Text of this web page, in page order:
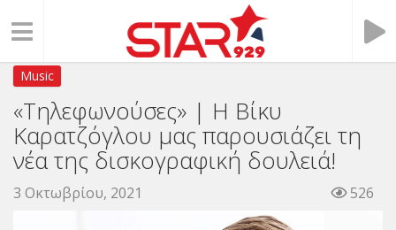
Music
«Τηλεφωνούσες» | Η Βίκυ
Καρατζόγλου μας παρουσιάζει τη
νέα της δισκογραφική δουλειά!
3 Οκτωβρίου, 2021 526